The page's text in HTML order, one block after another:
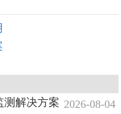
2026-08-04
测解决方案